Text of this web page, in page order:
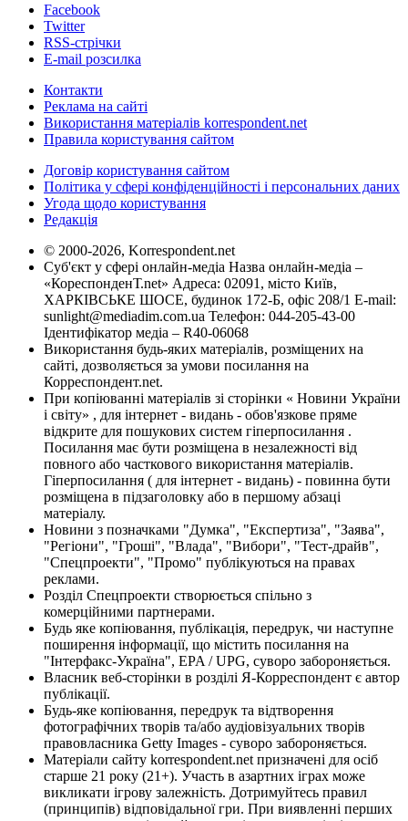
Facebook
Twitter
RSS-стрічки
E-mail розсилка
Контакти
Реклама на сайті
Використання матеріалів korrespondent.net
Правила користування сайтом
Договір користування сайтом
Політика у сфері конфіденційності і персональних даних
Угода щодо користування
Редакція
© 2000-2026, Korrespondent.net
Суб'єкт у сфері онлайн-медіа Назва онлайн-медіа –
«КореспонденТ.net» Адреса: 02091, місто Київ,
ХАРКІВСЬКЕ ШОСЕ, будинок 172-Б, офіс 208/1 E-mail:
sunlight@mediadim.com.ua Телефон: 044-205-43-00
Ідентифікатор медіа – R40-06068
Використання будь-яких матеріалів, розміщених на
сайті, дозволяється за умови посилання на
Корреспондент.net.
При копіюванні матеріалів зі сторінки « Новини України
і світу» , для інтернет - видань - обов'язкове пряме
відкрите для пошукових систем гіперпосилання .
Посилання має бути розміщена в незалежності від
повного або часткового використання матеріалів.
Гіперпосилання ( для інтернет - видань) - повинна бути
розміщена в підзаголовку або в першому абзаці
матеріалу.
Новини з позначками "Думка", "Експертиза", "Заява",
"Регіони", "Гроші", "Влада", "Вибори", "Тест-драйв",
"Спецпроекти", "Промо" публікуються на правах
реклами.
Розділ Спецпроекти створюється спільно з
комерційними партнерами.
Будь яке копіювання, публікація, передрук, чи наступне
поширення інформації, що містить посилання на
"Інтерфакс-Україна", EPA / UPG, суворо забороняється.
Власник веб-сторінки в розділі Я-Корреспондент є автор
публікації.
Будь-яке копіювання, передрук та відтворення
фотографічних творів та/або аудіовізуальних творів
правовласника Getty Images - суворо забороняється.
Матеріали сайту korrespondent.net призначені для осіб
старше 21 року (21+). Участь в азартних іграх може
викликати ігрову залежність. Дотримуйтесь правил
(принципів) відповідальної гри. При виявленні перших